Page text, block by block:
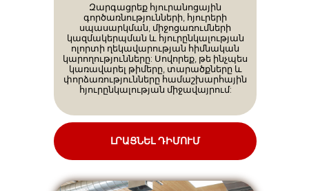
Զարգացրեք հյուրանոցային
գործառնությունների, հյուրերի
սպասարկման, միջոցառումների
կազմակերպման և հյուրընկալության
ոլորտի ղեկավարության հիմնական
կարողությունները: Սովորեք, թե ինչպես
կառավարել թիմերը, տարածքները և
փորձառությունները համաշխարհային
հյուրընկալության միջավայրում:
ԼՐԱՑՆԵԼ ԴԻՄՈՒՄ